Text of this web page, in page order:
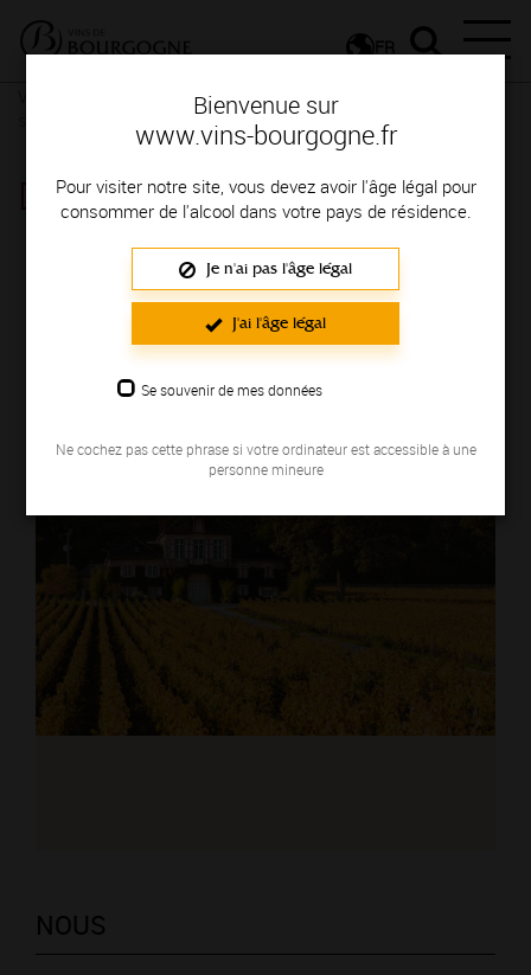
Bienvenue sur
www.vins-bourgogne.fr
Pour visiter notre site, vous devez avoir l'âge légal pour
consommer de l'alcool dans votre pays de résidence.
Je n'ai pas l'âge légal
J'ai l'âge légal
Se souvenir de mes données
Ne cochez pas cette phrase si votre ordinateur est accessible à une
personne mineure
FR
Femmes et hommes passionnés
DOMAINE D'ARDHUY
NOUS